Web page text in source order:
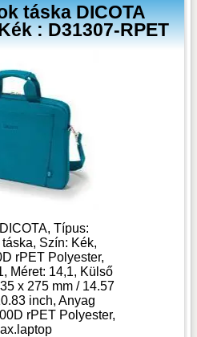
táska DICOTA
: D31307-RPET
Típus:
Szín: Kék,
rPET Polyester,
Méret: 14,1, Külső
x 275 mm / 14.57
inch, Anyag
rPET Polyester,